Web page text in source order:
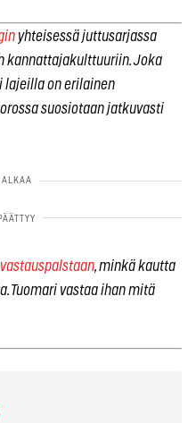
yhteisessä juttusarjassa
kannattajakulttuuriin. Joka
lajeilla on erilainen
suosiotaan jatkuvasti
, minkä kautta
Tuomari vastaa ihan mitä